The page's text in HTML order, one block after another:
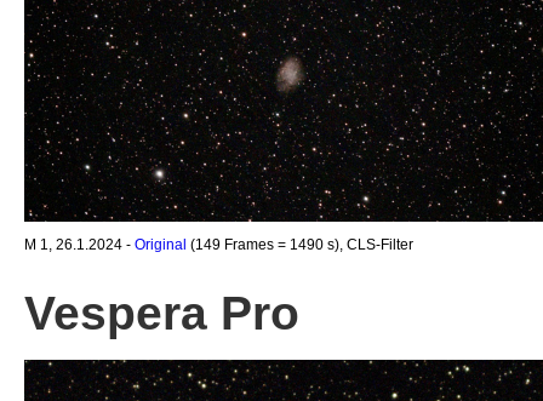
M 1, 26.1.2024 - Original (149 Frames = 1490 s), CLS-Filter
Vespera Pro